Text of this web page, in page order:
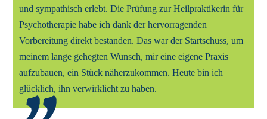
und sympathisch erlebt. Die Prüfung zur Heilpraktikerin für
Psychotherapie habe ich dank der hervorragenden
Vorbereitung direkt bestanden. Das war der Startschuss, um
meinem lange gehegten Wunsch, mir eine eigene Praxis
aufzubauen, ein Stück näherzukommen. Heute bin ich
glücklich, ihn verwirklicht zu haben.